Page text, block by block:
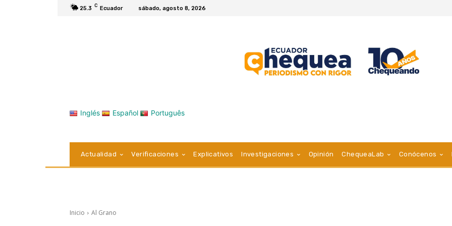
25.3 C Ecuador sábado, agosto 8, 2026
Inglés Español Português
Actualidad Verificaciones Explicativos Investigaciones Opinión ChequeaLab Conócenos
Inicio Al Grano